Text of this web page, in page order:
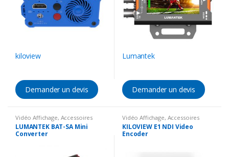
kiloview
Demander un devis
Lumantek
Demander un devis
Vidéo Affichage, Accessoires
vidéo,Convertisseur vidéo
LUMANTEK BAT-SA Mini
Converter
Vidéo Affichage, Accessoires
vidéo,Encodeur vidéo
KILOVIEW E1 NDI Video
Encoder